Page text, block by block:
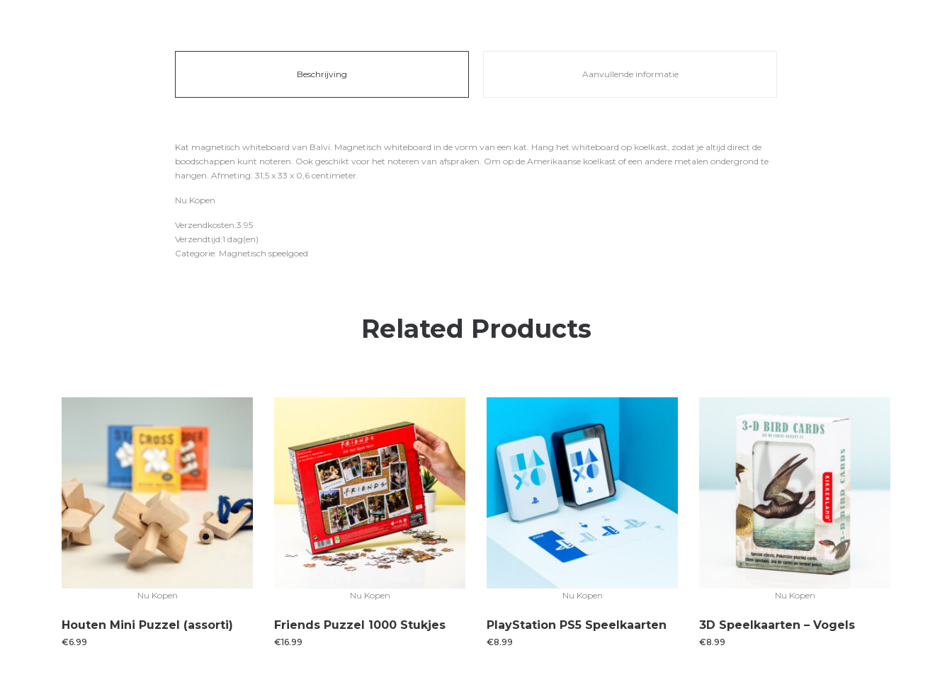
Beschrijving Aanvullende informatie
Kat magnetisch whiteboard van Balvi. Magnetisch whiteboard in de vorm van een kat. Hang het whiteboard op koelkast, zodat je altijd direct de
boodschappen kunt noteren. Ook geschikt voor het noteren van afspraken. Om op de Amerikaanse koelkast of een andere metalen ondergrond te
hangen. Afmeting: 31,5 x 33 x 0,6 centimeter.
Nu Kopen
Verzendkosten:3.95
Verzendtijd:1 dag(en)
Categorie: Magnetisch speelgoed
Related Products
Nu Kopen
Houten Mini Puzzel (assorti)
€6.99
Nu Kopen
Friends Puzzel 1000 Stukjes
€16.99
Nu Kopen
PlayStation PS5 Speelkaarten
€8.99
Nu Kopen
3D Speelkaarten – Vogels
€8.99